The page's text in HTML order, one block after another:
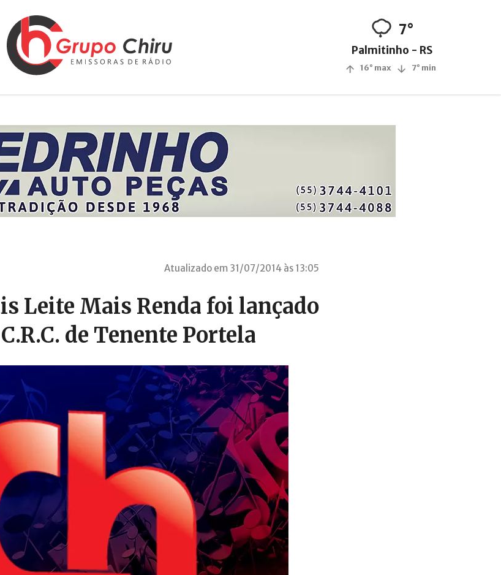
7°
Palmitinho - RS
16° max 7° min
Atualizado em 31/07/2014 às 13:05
Leite Mais Renda foi lançado
de Tenente Portela